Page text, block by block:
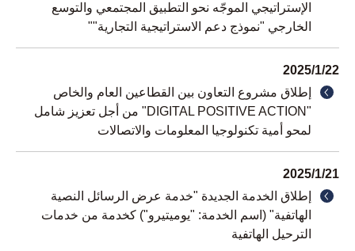
الإستراتيجي الموجّه نحو التطبيق المجتمعي والتوسع
الخارجي "نموذج دعم الاستراتيجية التجارية""
2025/1/22
إطلاق مشروع التعاون بين القطاعين العام والخاص
"DIGITAL POSITIVE ACTION" من أجل تعزيز شامل
لمحو أمية تكنولوجيا المعلومات والاتصالات
2025/1/21
إطلاق الخدمة الجديدة "خدمة عرض الرسائل النصية
الهاتفية" (اسم الخدمة: "يوميتيرو") كخدمة من خدمات
الترحيل الهاتفية